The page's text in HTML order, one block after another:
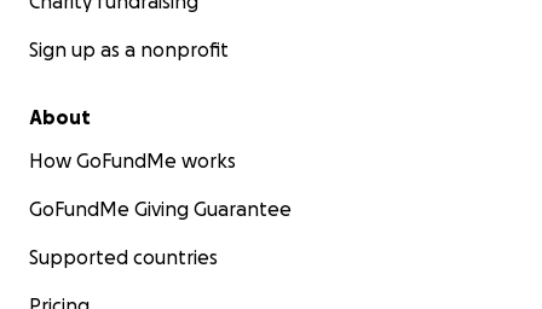
Sign up as a nonprofit
About
How GoFundMe works
GoFundMe Giving Guarantee
Supported countries